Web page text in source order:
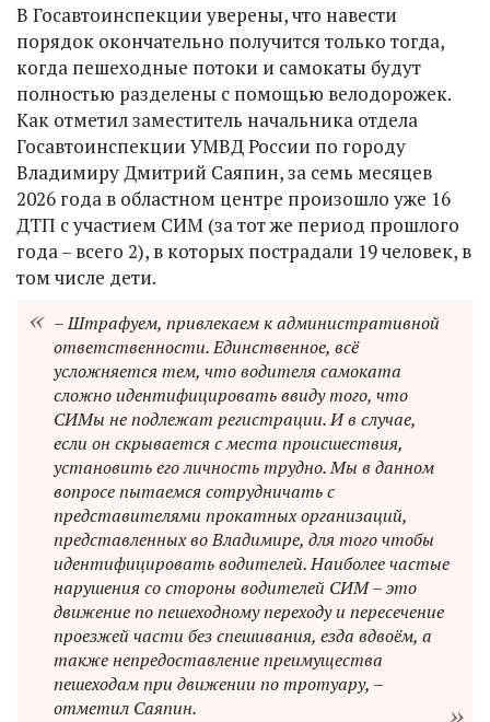
В Госавтоинспекции уверены, что навести
порядок окончательно получится только тогда,
когда пешеходные потоки и самокаты будут
полностью разделены с помощью велодорожек.
Как отметил заместитель начальника отдела
Госавтоинспекции УМВД России по городу
Владимиру Дмитрий Саяпин, за семь месяцев
2026 года в областном центре произошло уже 16
ДТП с участием СИМ (за тот же период прошлого
года – всего 2), в которых пострадали 19 человек, в
том числе дети.
– Штрафуем, привлекаем к административной
ответственности. Единственное, всё
усложняется тем, что водителя самоката
сложно идентифицировать ввиду того, что
СИМы не подлежат регистрации. И в случае,
если он скрывается с места происшествия,
установить его личность трудно. Мы в данном
вопросе пытаемся сотрудничать с
представителями прокатных организаций,
представленных во Владимире, для того чтобы
идентифицировать водителей. Наиболее частые
нарушения со стороны водителей СИМ – это
движение по пешеходному переходу и пересечение
проезжей части без спешивания, езда вдвоём, а
также непредоставление преимущества
пешеходам при движении по тротуару, –
отметил Саяпин.